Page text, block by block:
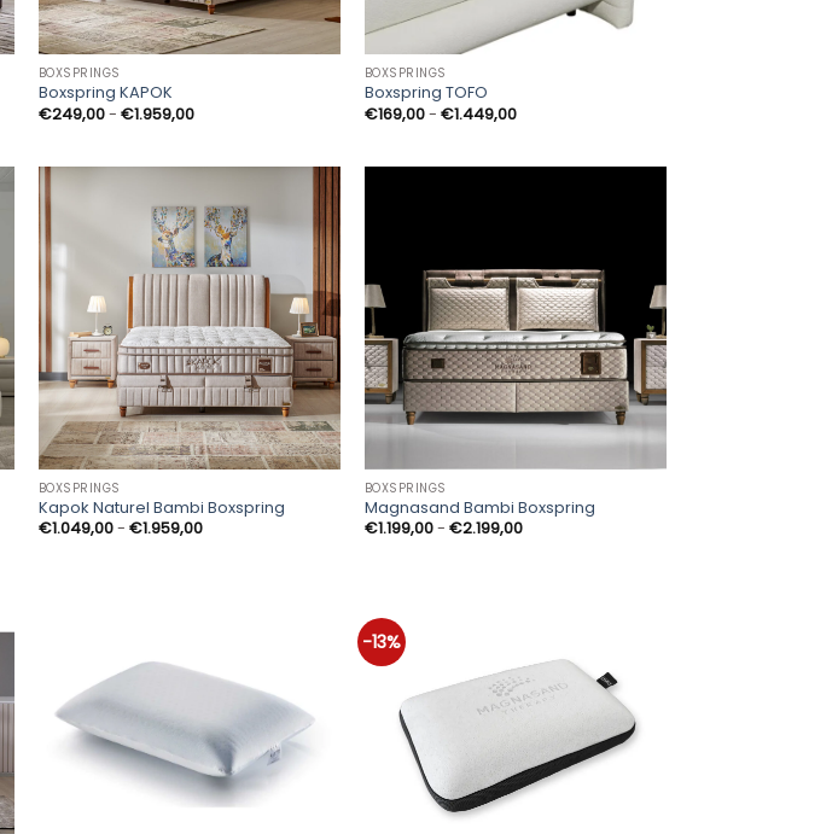
BOXSPRINGS
Boxspring KAPOK
€249,00- €1.959,00Prijsklasse:
€249,00
BOXSPRINGS
Boxspring TOFO
€169,00- €1.449,00Prijsklasse:
€169,00
BOXSPRINGS
Kapok Naturel Bambi Boxspring
€1.049,00- €1.959,00Prijsklasse:
BOXSPRINGS
Magnasand Bambi Boxspring
€1.199,00- €2.199,00Prijsklasse:
-13%